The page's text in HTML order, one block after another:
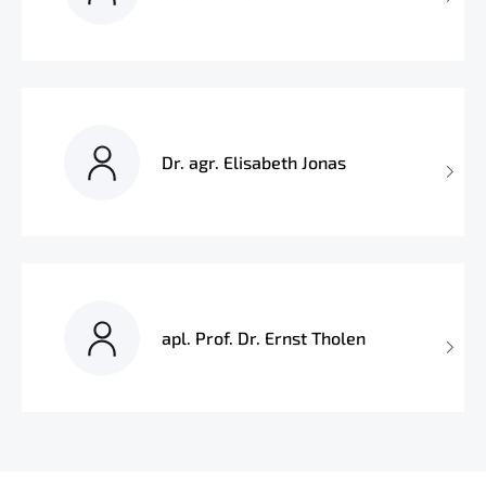
Dr. agr. Elisabeth Jonas
apl. Prof. Dr. Ernst Tholen